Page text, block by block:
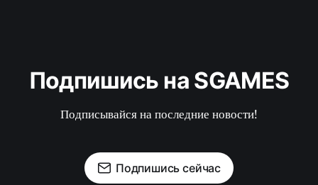
Подпишись на SGAMES
Подписывайся на последние новости!
Подпишись сейчас